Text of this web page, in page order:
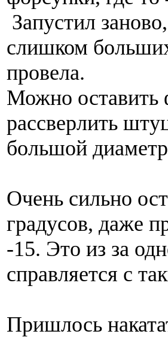
Запустил
слишком
провела.
Можно оставить
рассверлить
большой
Очень сильно
градусов, даже
-15. Это из за
справляется с
Пришлось